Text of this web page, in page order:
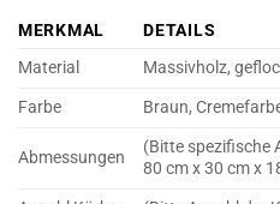
MERKMAL
DETAILS
Material
Massivholz,
Farbe
Braun,
Abmessungen
(Bitte spezifische
80 cm x 30 cm x